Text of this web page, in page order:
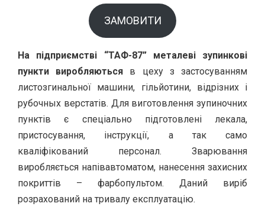
ЗАМОВИТИ
На підприємстві “ТАФ-87” металеві зупинкові
пункти виробляються в цеху з застосуванням
листозгинальної машини, гільйотини, відрізних і
рубочных верстатів. Для виготовлення зупиночних
пунктів є спеціально підготовлені лекала,
пристосування, інструкції, а так само
кваліфікований персонал. Зварювання
виробляється напівавтоматом, нанесення захисних
покриттів – фарбопультом. Даний виріб
розрахований на тривалу експлуатацію.